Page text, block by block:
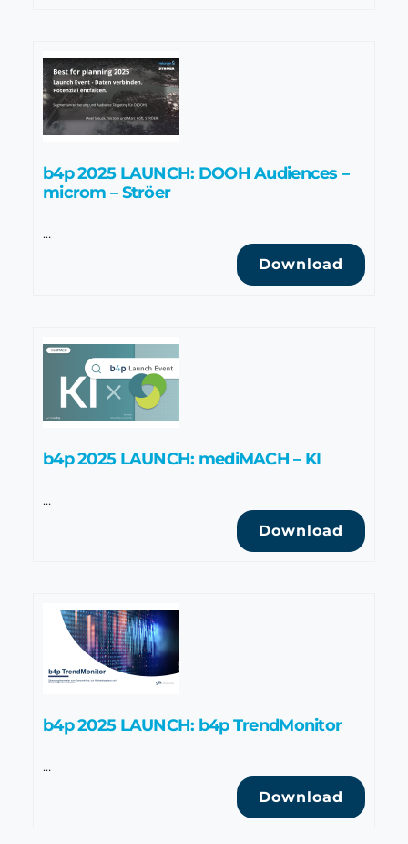
b4p 2025 LAUNCH: DOOH Audiences –
microm – Ströer
…
Download
b4p 2025 LAUNCH: mediMACH – KI
…
Download
b4p 2025 LAUNCH: b4p TrendMonitor
…
Download